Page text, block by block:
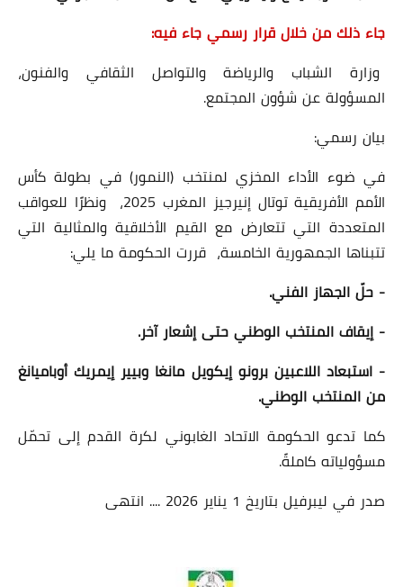
جاء ذلك من خلال قرار رسمي جاء فيه:
وزارة الشباب والرياضة والتواصل الثقافي والفنون،
المسؤولة عن شؤون المجتمع.
بيان رسمي:
في ضوء الأداء المخزي لمنتخب (النمور) في بطولة كأس
الأمم الأفريقية توتال إنيرجيز المغرب 2025، ونظرًا للعواقب
المتعددة التي تتعارض مع القيم الأخلاقية والمثالية التي
تتبناها الجمهورية الخامسة، قررت الحكومة ما يلي:
- حلّ الجهاز الفني.
- إيقاف المنتخب الوطني حتى إشعار آخر.
- استبعاد اللاعبين برونو إيكويل مانغا وبيير إيمريك أوباميانغ
من المنتخب الوطني.
كما تدعو الحكومة الاتحاد الغابوني لكرة القدم إلى تحمّل
مسؤولياته كاملةً.
صدر في ليبرفيل بتاريخ 1 يناير 2026 .... انتهى